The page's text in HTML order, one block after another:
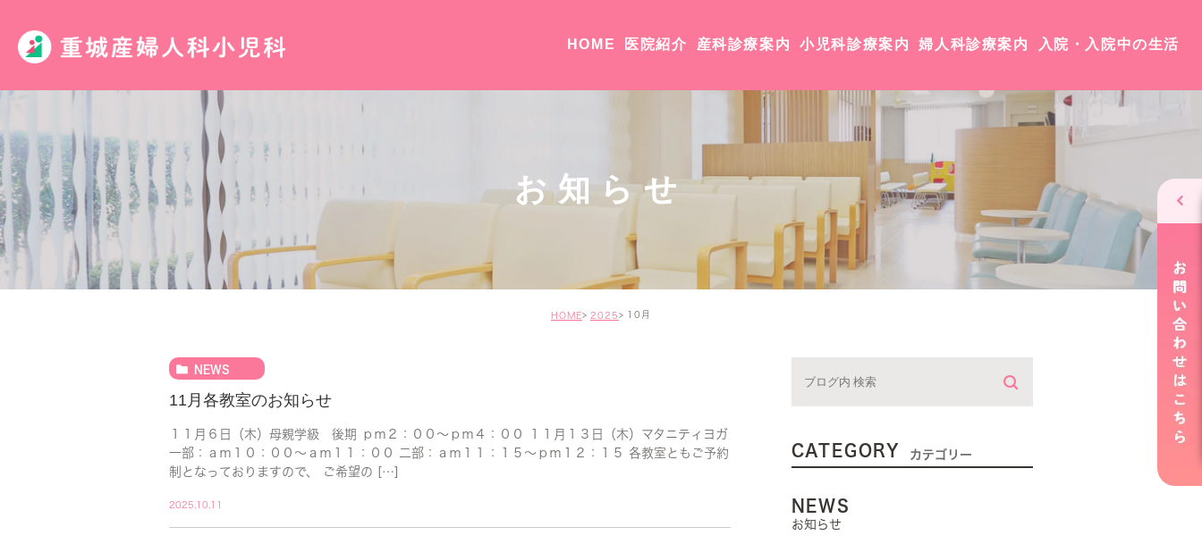
HOME 医院紹介
医院紹介・アクセス
産科診療案内 小児科診療案内 婦人科診療案内 入院・入院中の生活
お知らせ
HOME 2025 10月
NEWS
11月各教室のお知らせ
１１月６日（木）母親学級 後期 ｐｍ２：００～ｐｍ４：００ １１月１３日（木）マタニティヨガ
一部：ａｍ１０：００～ａｍ１１：００ 二部：ａｍ１１：１５～ｐｍ１２：１５ 各教室ともご予約
制となっておりますので、 ご希望の […]
2025.10.11
CATEGORY カテゴリー
NEWS
お知らせ